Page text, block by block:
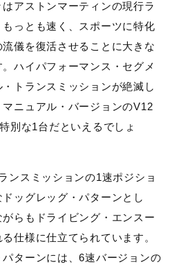
アストンマーティンの現行ラ
っとも速く、スポーツに特化
流儀を復活させることに大きな
ハイパフォーマンス・セグメ
トランスミッションが絶滅し
ニュアル・バージョンのV12
別な1台だといえるでしょ
ンスミッションの1速ポジショ
ッグレッグ・パターンとし
らもドライビング・エンスー
仕様に仕立てられています。
ターンには、6速バージョンの